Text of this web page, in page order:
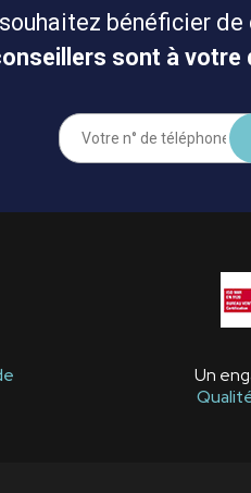
bénéficier
sont à votre
Un